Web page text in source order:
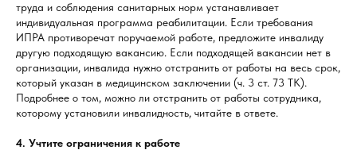
труда и соблюдения санитарных норм устанавливает
индивидуальная программа реабилитации. Если требования
ИПРА противоречат поручаемой работе, предложите инвалиду
другую подходящую вакансию. Если подходящей вакансии нет в
организации, инвалида нужно отстранить от работы на весь срок,
который указан в медицинском заключении (ч. 3 ст. 73 ТК).
Подробнее о том, можно ли отстранить от работы сотрудника,
которому установили инвалидность, читайте в ответе.
4. Учтите ограничения к работе